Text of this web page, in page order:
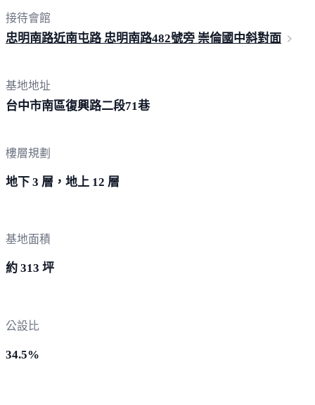
接待會館
忠明南路近南屯路 忠明南路482號旁 崇倫國中斜對面
基地地址
台中市南區復興路二段71巷
樓層規劃
地下 3 層，地上 12 層
基地面積
約 313 坪
公設比
34.5%